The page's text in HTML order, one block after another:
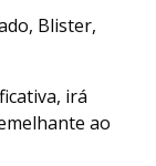
Blister,
irá
ao